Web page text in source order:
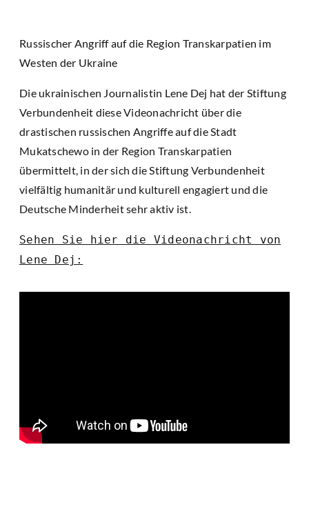
Russischer Angriff auf die Region Transkarpatien im
Westen der Ukraine
Die ukrainischen Journalistin Lene Dej hat der Stiftung
Verbundenheit diese Videonachricht über die
drastischen russischen Angriffe auf die Stadt
Mukatschewo in der Region Transkarpatien
übermittelt, in der sich die Stiftung Verbundenheit
vielfältig humanitär und kulturell engagiert und die
Deutsche Minderheit sehr aktiv ist.
Sehen Sie hier die Videonachricht von
Lene Dej: